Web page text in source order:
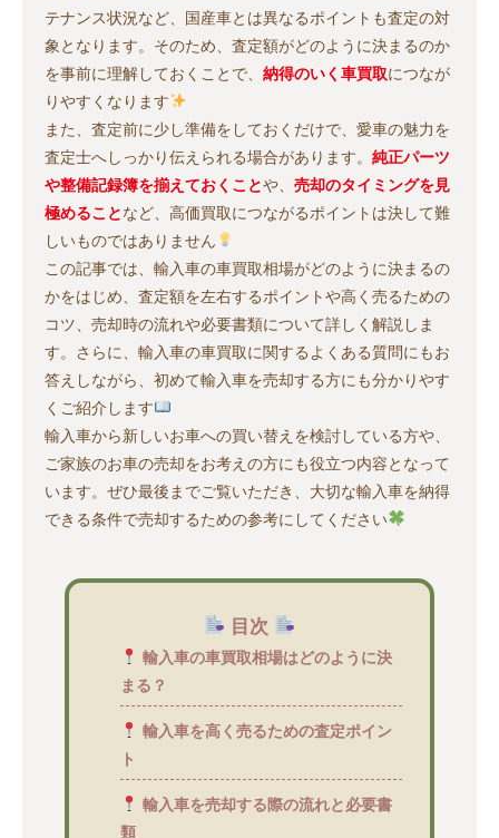
テナンス状況など、国産車とは異なるポイントも査定の対
象となります。そのため、査定額がどのように決まるのか
を事前に理解しておくことで、 納得のいく車買取につなが
りやすくなります
また、査定前に少し準備をしておくだけで、愛車の魅力を
査定士へしっかり伝えられる場合があります。 純正パーツ
や整備記録簿を揃えておくことや、 売却のタイミングを見
極めることなど、高価買取につながるポイントは決して難
しいものではありません
この記事では、輸入車の車買取相場がどのように決まるの
かをはじめ、査定額を左右するポイントや高く売るための
コツ、売却時の流れや必要書類について詳しく解説しま
す。さらに、輸入車の車買取に関するよくある質問にもお
答えしながら、初めて輸入車を売却する方にも分かりやす
くご紹介します
輸入車から新しいお車への買い替えを検討している方や、
ご家族のお車の売却をお考えの方にも役立つ内容となって
います。ぜひ最後までご覧いただき、大切な輸入車を納得
できる条件で売却するための参考にしてください
目次
輸入車の車買取相場はどのように決
まる？
輸入車を高く売るための査定ポイン
ト
輸入車を売却する際の流れと必要書
類